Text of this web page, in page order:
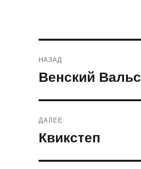
по
НАЗАД
Предыдущая
Венский Вальс
ДАЛЕЕ
Следующая
Квикстеп